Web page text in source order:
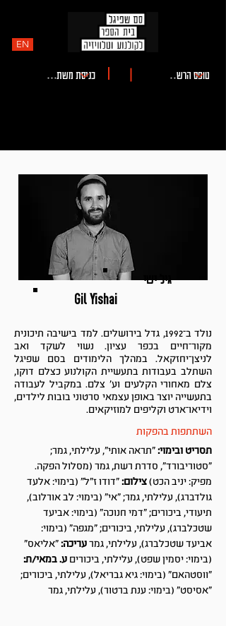
EN
גיל ישי
Gil Yishai
נולד ב־1992, גדל בירושלים. למד בישיבה תיכונית
מקור־חיים בכפר עציון. נשוי לשקד ואב
לניצן־יחזקאל. במהלך הלימודים בסם שפיגל
השתלב בעבודות בתעשיית הקולנוע כצלם דוקו,
צלם מאחורי הקלעים וע' צלם. במקביל לעבודה
בתעשייה יוצר באופן עצמאי סרטוני בובות לילדים,
וידיאו־ארט וקליפים למוזיקאים.
השתתפות בהפקות
תסריט ובימוי:"תראה אותי", עלילתי, גמר;
"סטוריבורד", סדרת רשת, גמר (מסלול הפקה.
מפיק: יניב הכט)צילום:"דודו ז"ל" (בימוי: אלעד
גולדברג), עלילתי, גמר; "אי" (בימוי: לב אורלוב),
תיעודי, ביכורים; "דמי חנוכה" (בימוי: אביעד
שטכלברג), עלילתי, ביכורים; "מגפה" (בימוי:
אביעד שטכלברג), עלילתי, גמרעריכה:"אליאס"
(בימוי: יסמין שפט), עלילתי, ביכורים ע. במאי/ת:
"ווסטהאם" (בימוי: גיא גבריאל), עלילתי, ביכורים;
"אסיסט" (בימוי: ענת ברטור), עלילתי, גמר